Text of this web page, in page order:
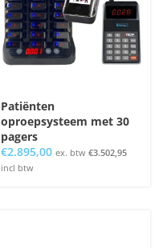
Patiënten
oproepsysteem met 30
pagers
€2.895,00 ex. btw €3.502,95
incl btw